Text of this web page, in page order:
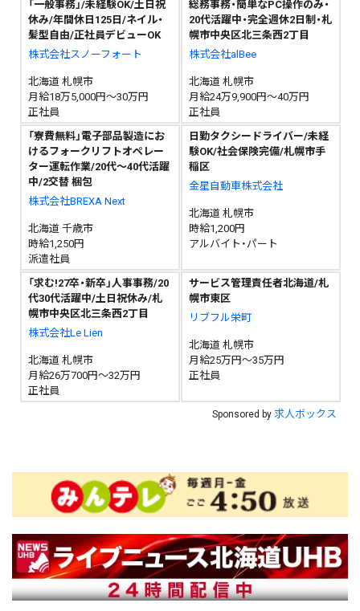
「一般事務」/未経験OK/土日祝
休み/年間休日125日/ネイル・
髪型自由/正社員デビューOK
株式会社スノーフォート
北海道 札幌市
月給18万5,000円～30万円
正社員
総務事務・簡単なPC操作のみ・
20代活躍中・完全週休2日制・札
幌市中央区北三条西2丁目
株式会社alBee
北海道 札幌市
月給24万9,900円～40万円
正社員
「寮費無料」電子部品製造にお
けるフォークリフトオペレー
ター運転作業/20代～40代活躍
中/2交替 梱包
株式会社BREXA Next
北海道 千歳市
時給1,250円
派遣社員
日勤タクシードライバー/未経
験OK/社会保険完備/札幌市手
稲区
金星自動車株式会社
北海道 札幌市
時給1,200円
アルバイト・パート
「求む!27卒・新卒」人事事務/20
代30代活躍中/土日祝休み/札
幌市中央区北三条西2丁目
株式会社Le Lien
北海道 札幌市
月給26万700円～32万円
正社員
サービス管理責任者北海道/札
幌市東区
リブフル栄町
北海道 札幌市
月給25万円～35万円
正社員
Sponsored by 求人ボックス